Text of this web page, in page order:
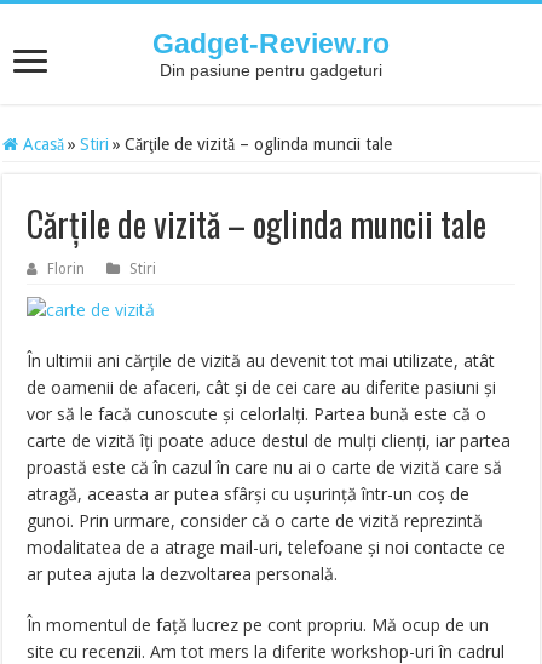
Gadget-Review.ro
Din pasiune pentru gadgeturi
Acasă » Stiri » Cărţile de vizită – oglinda muncii tale
Cărţile de vizită – oglinda muncii tale
Florin Stiri
În ultimii ani cărţile de vizită au devenit tot mai utilizate, atât
de oamenii de afaceri, cât şi de cei care au diferite pasiuni şi
vor să le facă cunoscute şi celorlalţi. Partea bună este că o
carte de vizită îţi poate aduce destul de mulţi clienţi, iar partea
proastă este că în cazul în care nu ai o carte de vizită care să
atragă, aceasta ar putea sfârşi cu uşurinţă într-un coş de
gunoi. Prin urmare, consider că o carte de vizită reprezintă
modalitatea de a atrage mail-uri, telefoane şi noi contacte ce
ar putea ajuta la dezvoltarea personală.
În momentul de faţă lucrez pe cont propriu. Mă ocup de un
site cu recenzii. Am tot mers la diferite workshop-uri în cadrul